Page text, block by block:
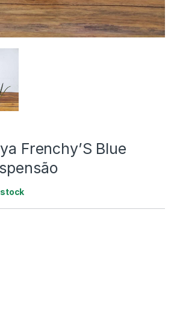
Frenchy’S Blue